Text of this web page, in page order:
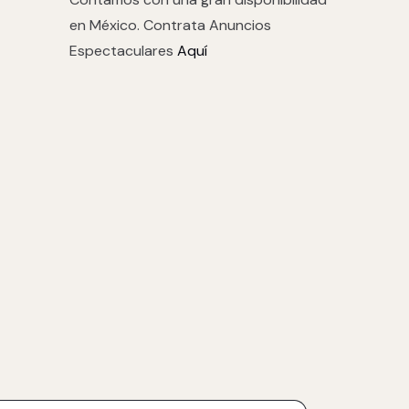
en México. Contrata Anuncios
EspectacularesAquí